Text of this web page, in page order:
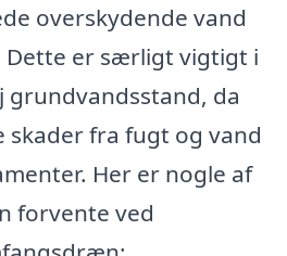
overskydende vand
er særligt vigtigt i
grundvandsstand, da
fra fugt og vand
Her er nogle af
forvente ved